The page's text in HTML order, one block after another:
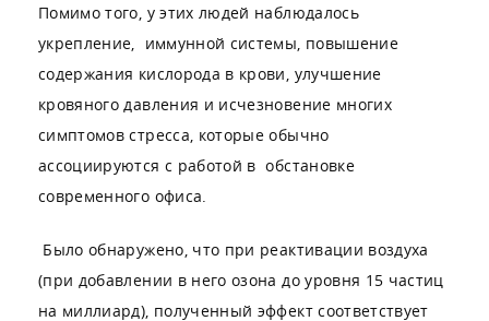
Помимо того, у этих людей наблюдалось
укрепление, иммунной системы, повышение
содержания кислорода в крови, улучшение
кровяного давления и исчезновение многих
симптомов стресса, которые обычно
ассоциируются с работой в обстановке
современного офиса.
Было обнаружено, что при реактивации воздуха
(при добавлении в него озона до уровня 15 частиц
на миллиард), полученный эффект соответствует